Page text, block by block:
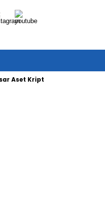
Aset Kripto Nasional